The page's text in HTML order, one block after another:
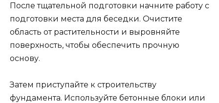
После тщательной подготовки начните работу с
подготовки места для беседки. Очистите
область от растительности и выровняйте
поверхность, чтобы обеспечить прочную
основу.
Затем приступайте к строительству
фундамента. Используйте бетонные блоки или